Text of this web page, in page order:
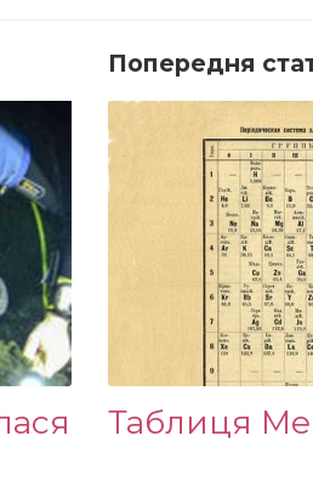
Попередня
Таблиця